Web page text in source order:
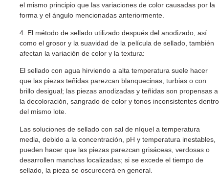
el mismo principio que las variaciones de color causadas por la
forma y el ángulo mencionadas anteriormente.
4. El método de sellado utilizado después del anodizado, así
como el grosor y la suavidad de la película de sellado, también
afectan la variación de color y la textura:
El sellado con agua hirviendo a alta temperatura suele hacer
que las piezas teñidas parezcan blanquecinas, turbias o con
brillo desigual; las piezas anodizadas y teñidas son propensas a
la decoloración, sangrado de color y tonos inconsistentes dentro
del mismo lote.
Las soluciones de sellado con sal de níquel a temperatura
media, debido a la concentración, pH y temperatura inestables,
pueden hacer que las piezas parezcan grisáceas, verdosas o
desarrollen manchas localizadas; si se excede el tiempo de
sellado, la pieza se oscurecerá en general.